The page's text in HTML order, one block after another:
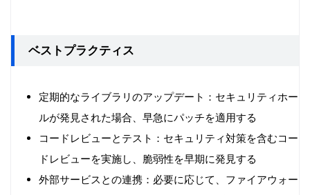
ベストプラクティス
定期的なライブラリのアップデート：セキュリティホー
ルが発見された場合、早急にパッチを適用する
コードレビューとテスト：セキュリティ対策を含むコー
ドレビューを実施し、脆弱性を早期に発見する
外部サービスとの連携：必要に応じて、ファイアウォー